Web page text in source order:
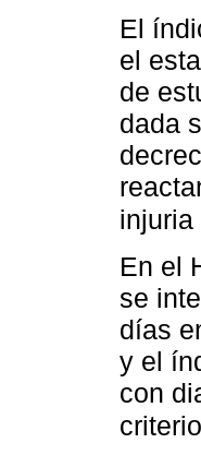
El
el
de
dada
injuria
En el
se
días
y el
con